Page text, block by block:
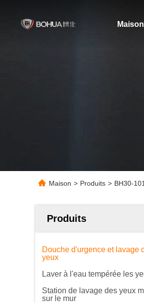
Maison
Maison > Produits > BH30-
Produits
Douche d'urgence et lavage
yeux
Laver à l'eau tempérée les
Station de lavage des yeux
sur le mur